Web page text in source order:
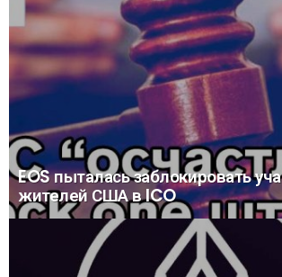
EOS пыталась заблокировать
жителей США в ICO